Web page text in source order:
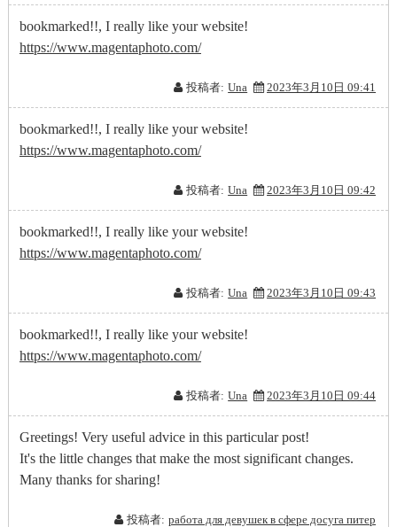
bookmarked!!, I really like your website!
https://www.magentaphoto.com/
投稿者: Una 2023年3月10日 09:41
bookmarked!!, I really like your website!
https://www.magentaphoto.com/
投稿者: Una 2023年3月10日 09:42
bookmarked!!, I really like your website!
https://www.magentaphoto.com/
投稿者: Una 2023年3月10日 09:43
bookmarked!!, I really like your website!
https://www.magentaphoto.com/
投稿者: Una 2023年3月10日 09:44
Greetings! Very useful advice in this particular post!
It's the little changes that make the most significant changes.
Many thanks for sharing!
投稿者: работа для девушек в сфере досуга питер